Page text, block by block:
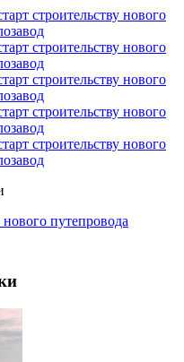
нового путепровода